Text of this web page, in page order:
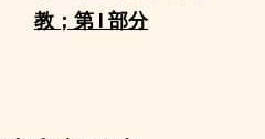
教；第 I 部分